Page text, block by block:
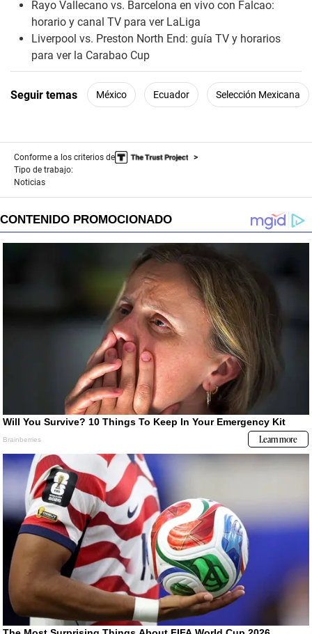
Rayo Vallecano vs. Barcelona en vivo con Falcao:
horario y canal TV para ver LaLiga
Liverpool vs. Preston North End: guía TV y horarios
para ver la Carabao Cup
Seguir temas México Ecuador Selección Mexicana
Conforme a los criterios de
Tipo de trabajo:
Noticias